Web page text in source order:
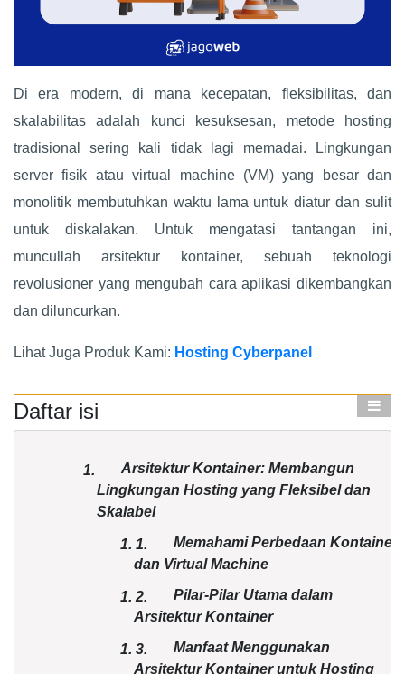
Di era modern, di mana kecepatan, fleksibilitas, dan
skalabilitas adalah kunci kesuksesan, metode hosting
tradisional sering kali tidak lagi memadai. Lingkungan
server fisik atau virtual machine (VM) yang besar dan
monolitik membutuhkan waktu lama untuk diatur dan sulit
untuk diskalakan. Untuk mengatasi tantangan ini,
muncullah arsitektur kontainer, sebuah teknologi
revolusioner yang mengubah cara aplikasi dikembangkan
dan diluncurkan.
Lihat Juga Produk Kami: Hosting Cyberpanel
Daftar isi
1.
Arsitektur Kontainer: Membangun
Lingkungan Hosting yang Fleksibel dan
Skalabel
1. 1.
Memahami Perbedaan Kontainer
dan Virtual Machine
1. 2.
Pilar-Pilar Utama dalam
Arsitektur Kontainer
1. 3.
Manfaat Menggunakan
Arsitektur Kontainer untuk Hosting